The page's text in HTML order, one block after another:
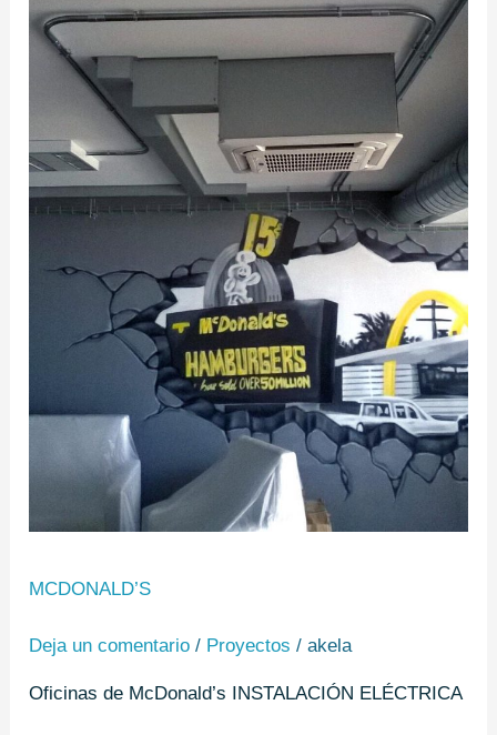
MCDONALD’S
Deja un comentario / Proyectos /akela
Oficinas de McDonald’s INSTALACIÓN ELÉCTRICA